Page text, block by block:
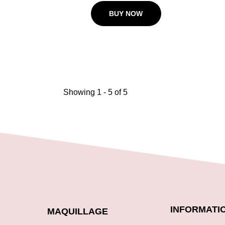
BUY NOW
Showing 1 - 5 of 5
MAQUILLAGE